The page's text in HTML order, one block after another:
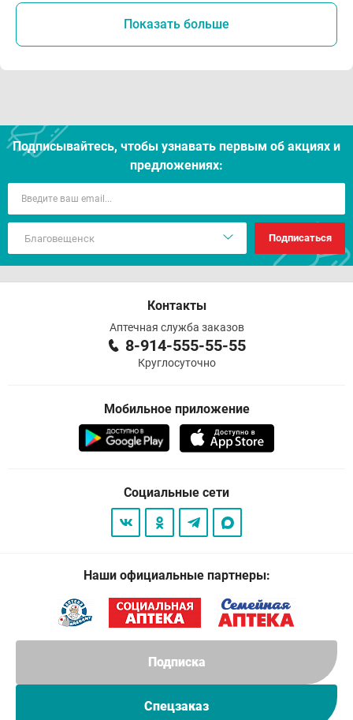
Подписка
Спецзаказ
Показать больше
Подписывайтесь, чтобы узнавать первым об акцияx и
предложениях:
Подписаться
Контакты
Аптечная служба заказов
8-914-555-55-55
Круглосуточно
Мобильное приложение
Социальные сети
Наши официальные партнеры: